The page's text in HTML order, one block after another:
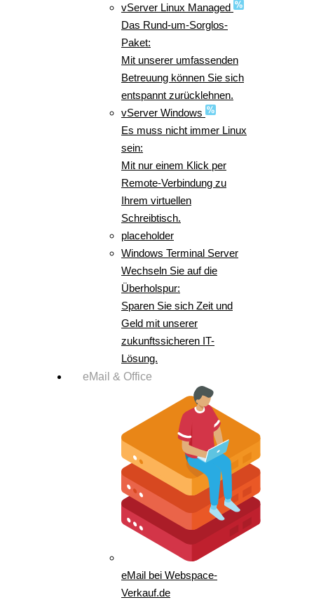
vServer Linux Managed
Das Rund-um-Sorglos-
Paket:
Mit unserer umfassenden
Betreuung können Sie sich
entspannt zurücklehnen.
vServer Windows
Es muss nicht immer Linux
sein:
Mit nur einem Klick per
Remote-Verbindung zu
Ihrem virtuellen
Schreibtisch.
placeholder
Windows Terminal Server
Wechseln Sie auf die
Überholspur:
Sparen Sie sich Zeit und
Geld mit unserer
zukunftssicheren IT-
Lösung.
eMail & Office
eMail bei Webspace-
Verkauf.de